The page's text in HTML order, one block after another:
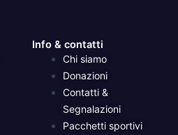
Info & contatti
Chi siamo
Donazioni
Contatti &
Segnalazioni
Pacchetti sportivi